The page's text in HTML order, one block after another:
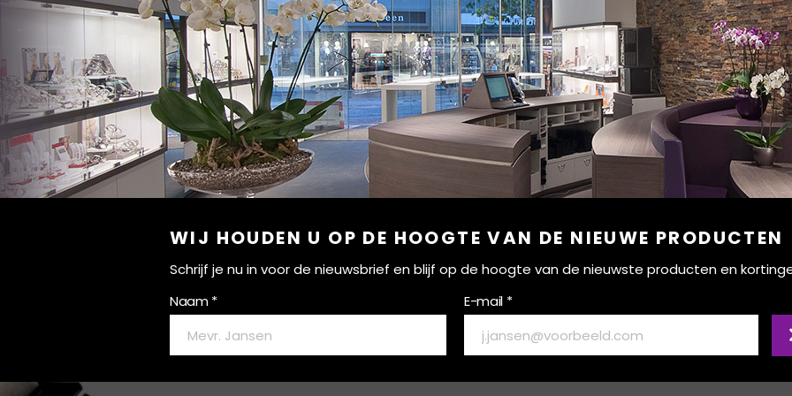
WIJ HOUDEN U OP DE HOOGTE VAN DE NIEUWE PRODUCTEN
Schrijf je nu in voor de nieuwsbrief en blijf op de hoogte van de nieuwste producten en
Naam *
E-mail *